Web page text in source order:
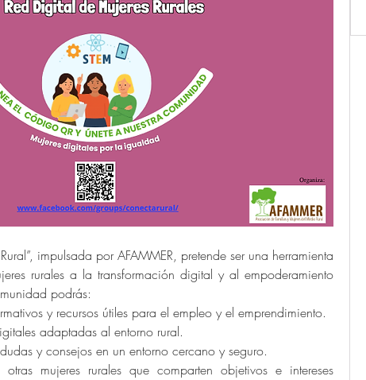
impulsada por AFAMMER, pretende ser una herramienta
rurales a la transformación digital y al empoderamiento
podrás:
y recursos útiles para el empleo y el emprendimiento.
adaptadas al entorno rural.
y consejos en un entorno cercano y seguro.
otras mujeres rurales que comparten objetivos e intereses